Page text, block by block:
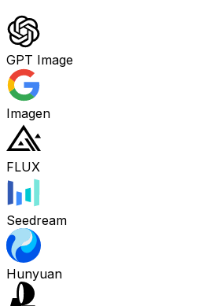
GPT Image
Imagen
FLUX
Seedream
Hunyuan